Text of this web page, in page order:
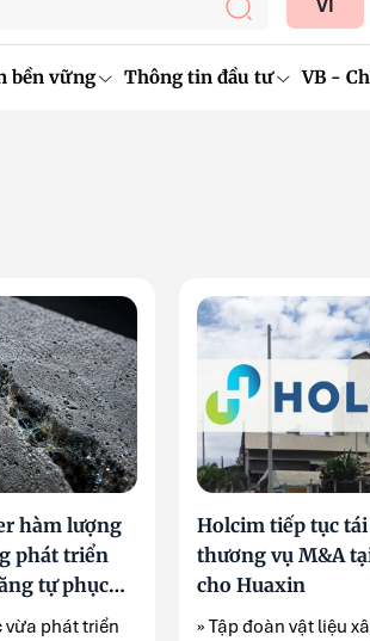
VI
bền vững Thông tin đầu tư VB -
hàm lượng
phát triển
tự phục
vừa phát triển
Holcim tiếp tục tái
thương vụ M&A
cho Huaxin
» Tập đoàn vật liệu